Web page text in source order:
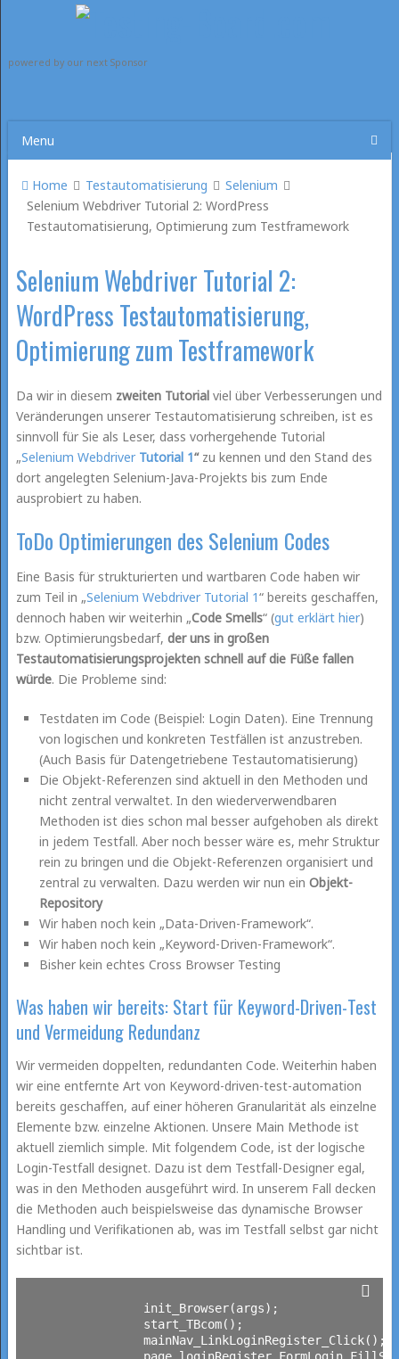
powered by our next Sponsor
Menu
Home Testautomatisierung
Selenium
Selenium Webdriver Tutorial 2: WordPress
Testautomatisierung, Optimierung zum Testframework
Selenium Webdriver Tutorial 2:
WordPress Testautomatisierung,
Optimierung zum Testframework
Da wir in diesem zweiten Tutorialviel über Verbesserungen und
Veränderungen unserer Testautomatisierung schreiben, ist es
sinnvoll für Sie als Leser, dass vorhergehende Tutorial
„Selenium Webdriver Tutorial 1“zu kennen und den Stand des
dort angelegten Selenium-Java-Projekts bis zum Ende
ausprobiert zu haben.
ToDo Optimierungen des Selenium Codes
Eine Basis für strukturierten und wartbaren Code haben wir
zum Teil in „Selenium Webdriver Tutorial 1“ bereits geschaffen,
dennoch haben wir weiterhin „Code Smells“ (gut erklärt hier)
bzw. Optimierungsbedarf, der uns in großen
Testautomatisierungsprojekten schnell auf die Füße fallen
würde. Die Probleme sind:
Testdaten im Code (Beispiel: Login Daten). Eine Trennung
von logischen und konkreten Testfällen ist anzustreben.
(Auch Basis für Datengetriebene Testautomatisierung)
Die Objekt-Referenzen sind aktuell in den Methoden und
nicht zentral verwaltet. In den wiederverwendbaren
Methoden ist dies schon mal besser aufgehoben als direkt
in jedem Testfall. Aber noch besser wäre es, mehr Struktur
rein zu bringen und die Objekt-Referenzen organisiert und
zentral zu verwalten. Dazu werden wir nun einObjekt-
Repository
Wir haben noch kein „Data-Driven-Framework“.
Wir haben noch kein „Keyword-Driven-Framework“.
Bisher kein echtes Cross Browser Testing
Was haben wir bereits: Start für Keyword-Driven-Test
und Vermeidung Redundanz
Wir vermeiden doppelten, redundanten Code. Weiterhin haben
wir eine entfernte Art von Keyword-driven-test-automation
bereits geschaffen, auf einer höheren Granularität als einzelne
Elemente bzw. einzelne Aktionen. Unsere Main Methode ist
aktuell ziemlich simple. Mit folgendem Code, ist der logische
Login-Testfall designet. Dazu ist dem Testfall-Designer egal,
was in den Methoden ausgeführt wird. In unserem Fall decken
die Methoden auch beispielsweise das dynamische Browser
Handling und Verifikationen ab, was im Testfall selbst gar nicht
sichtbar ist.